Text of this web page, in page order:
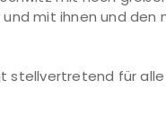
mit ihnen und den
für alle